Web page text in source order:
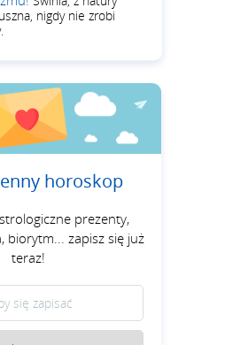
nigdy nie zrobi
horoskop
prezenty,
biorytm... zapisz się już
teraz!